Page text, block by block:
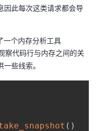
因此每次这类请求都会导
一个内存分析工具
察代码行与内存之间的关
些线索。
( )